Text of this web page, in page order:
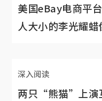
美国eBay电商平
人大小的李光耀
深入阅读
两只“熊猫”上演